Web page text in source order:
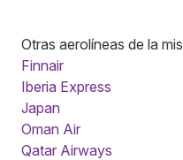
Otras aerolíneas de la
Finnair
Iberia Express
Japan
Oman Air
Qatar Airways